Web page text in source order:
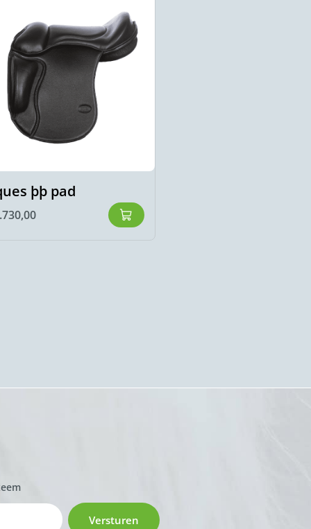
þþ pad
Versturen